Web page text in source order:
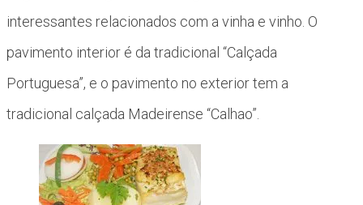
interessantes relacionados com a vinha e vinho. O
pavimento interior é da tradicional “Calçada
Portuguesa”, e o pavimento no exterior tem a
tradicional calçada Madeirense “Calhao”.